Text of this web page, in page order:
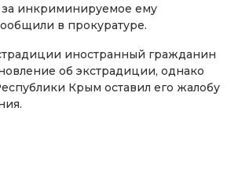
за инкриминируемое ему
в прокуратуре.
иностранный гражданин
об экстрадиции, однако
Крым оставил его жалобу